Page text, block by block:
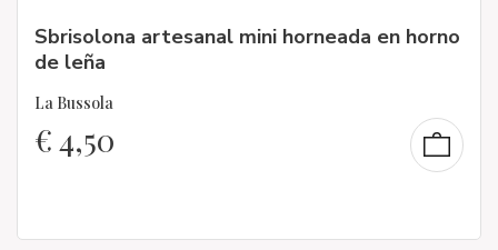
Sbrisolona artesanal mini horneada en horno
de leña
La Bussola
€4,50